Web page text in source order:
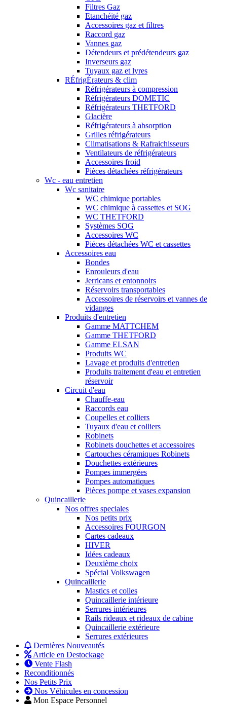
Filtres Gaz
Etanchéité gaz
Accessoires gaz et filtres
Raccord gaz
Vannes gaz
Détendeurs et prédétendeurs gaz
Inverseurs gaz
Tuyaux gaz et lyres
RÉfrigÉrateurs & clim
Réfrigérateurs à compression
Réfrigérateurs DOMETIC
Réfrigérateurs THETFORD
Glacière
Réfrigérateurs à absorption
Grilles réfrigérateurs
Climatisations & Rafraichisseurs
Ventilateurs de réfrigérateurs
Accessoires froid
Pièces détachées réfrigérateurs
Wc - eau entretien
Wc sanitaire
WC chimique portables
WC chimique à cassettes et SOG
WC THETFORD
Systèmes SOG
Accessoires WC
Piéces détachées WC et cassettes
Accessoires eau
Bondes
Enrouleurs d'eau
Jerricans et entonnoirs
Réservoirs transportables
Accessoires de réservoirs et vannes de
vidanges
Produits d'entretien
Gamme MATTCHEM
Gamme THETFORD
Gamme ELSAN
Produits WC
Lavage et produits d'entretien
Produits traitement d'eau et entretien
réservoir
Circuit d'eau
Chauffe-eau
Raccords eau
Coupelles et colliers
Tuyaux d'eau et colliers
Robinets
Robinets douchettes et accessoires
Cartouches céramiques Robinets
Douchettes extérieures
Pompes immergées
Pompes automatiques
Pièces pompe et vases expansion
Quincaillerie
Nos offres speciales
Nos petits prix
Accessoires FOURGON
Cartes cadeaux
HIVER
Idées cadeaux
Deuxième choix
Spécial Volkswagen
Quincaillerie
Mastics et colles
Quincaillerie intérieure
Serrures intérieures
Rails rideaux et rideaux de cabine
Quincaillerie extérieure
Serrures extérieures
Dernières Nouveautés
Article en Destockage
Vente Flash
Reconditionnés
Nos Petits Prix
Nos Véhicules en concession
Mon Espace Personnel